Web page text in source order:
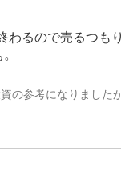
わるので売るつも
の参考になりました